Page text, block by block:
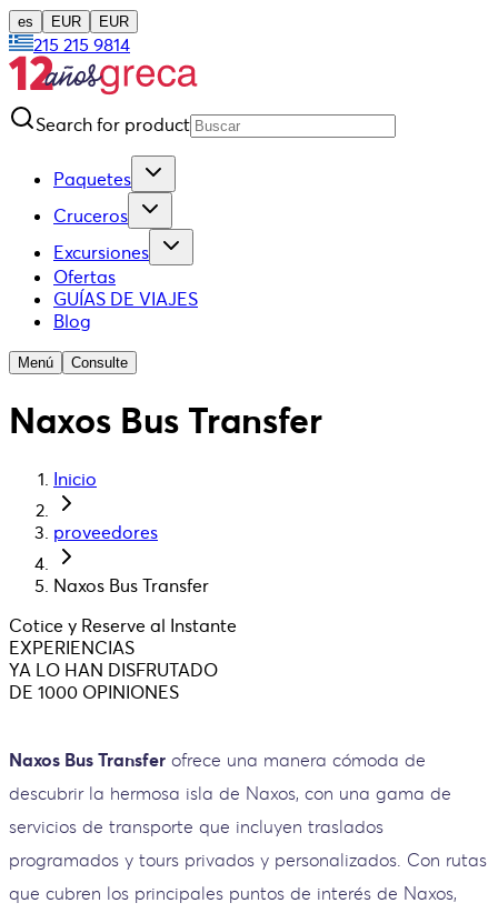
es EUR EUR
215 215 9814
Search for product
Paquetes
Cruceros
Excursiones
Ofertas
GUÍAS DE VIAJES
Blog
Menú Consulte
Naxos Bus Transfer
Inicio
proveedores
Naxos Bus Transfer
Cotice y Reserve al Instante
EXPERIENCIAS
YA LO HAN DISFRUTADO
DE 1000 OPINIONES
Naxos Bus Transfer ofrece una manera cómoda de
descubrir la hermosa isla de Naxos, con una gama de
servicios de transporte que incluyen traslados
programados y tours privados y personalizados. Con rutas
que cubren los principales puntos de interés de Naxos,